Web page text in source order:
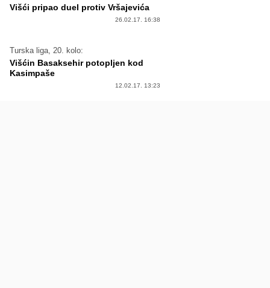
Višći pripao duel protiv Vršajevića
26.02.17. 16:38
Turska liga, 20. kolo:
Višćin Basaksehir potopljen kod
Kasimpaše
12.02.17. 13:23